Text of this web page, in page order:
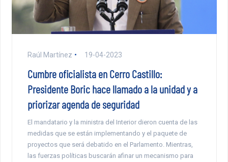
Raúl Martínez 19-04-2023
Cumbre oficialista en Cerro Castillo:
Presidente Boric hace llamado a la unidad y a
priorizar agenda de seguridad
El mandatario y la ministra del Interior dieron cuenta de las
medidas que se están implementando y el paquete de
proyectos que será debatido en el Parlamento. Mientras,
las fuerzas políticas buscarán afinar un mecanismo para